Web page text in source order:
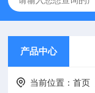
产品中心
当前位置：首页